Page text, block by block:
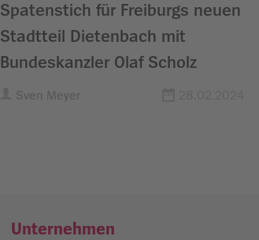
Spatenstich für Freiburgs neuen
Stadtteil Dietenbach mit
Bundeskanzler Olaf Scholz
Sven Meyer
Unternehmen